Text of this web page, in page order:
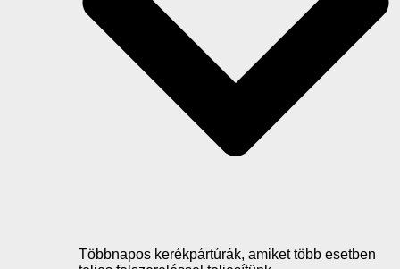
Többnapos kerékpártúrák, amiket több esetben